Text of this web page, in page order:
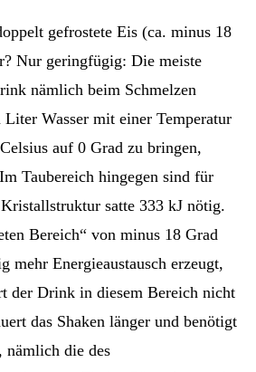
gefrostete Eis (ca. minus 18
Nur geringfügig: Die meiste
nämlich beim Schmelzen
Wasser mit einer Temperatur
auf 0 Grad zu bringen,
Taubereich hingegen sind für
satte 333 kJ nötig.
Bereich“ von minus 18 Grad
mehr Energieaustausch erzeugt,
der Drink in diesem Bereich nicht
das Shaken länger und benötigt
nämlich die des